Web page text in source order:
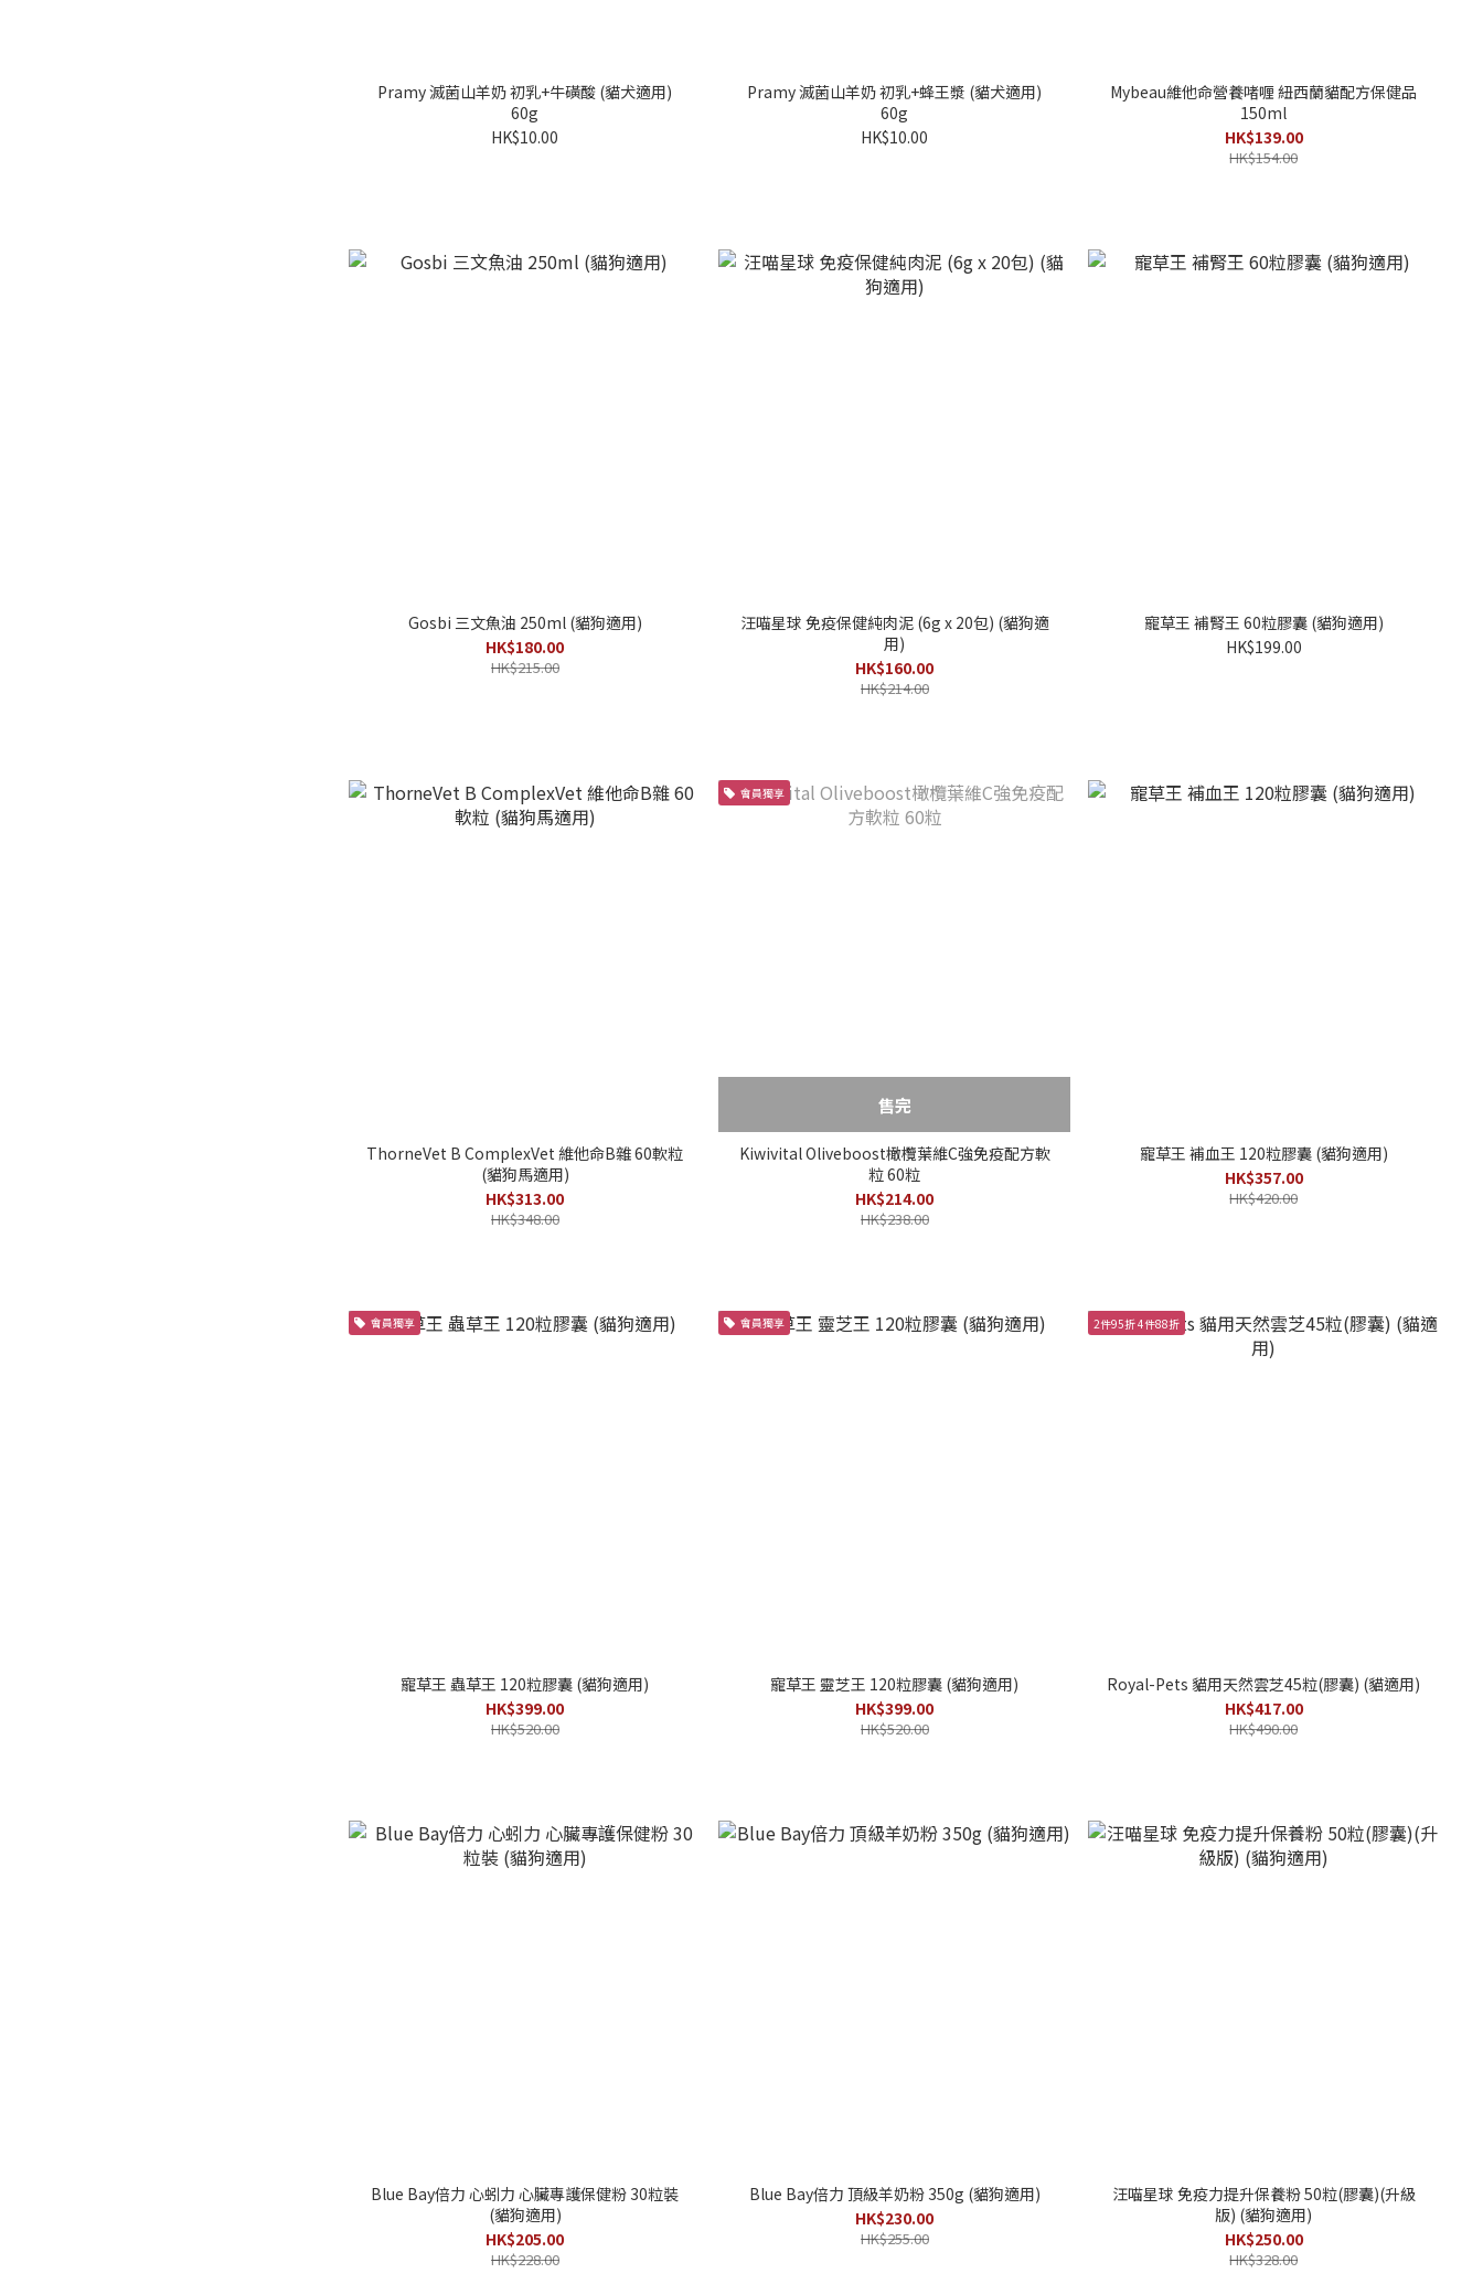
Pramy 滅菌山羊奶 初乳+牛磺酸 (貓犬適用)
60g
HK$10.00
Pramy 滅菌山羊奶 初乳+蜂王漿 (貓犬適用)
60g
HK$10.00
Mybeau維他命營養啫喱 紐西蘭貓配方保健品
150ml
HK$139.00
HK$154.00
Gosbi 三文魚油 250ml (貓狗適用)
HK$180.00
HK$215.00
汪喵星球 免疫保健純肉泥 (6g x 20包) (貓狗適
用)
HK$160.00
HK$214.00
寵草王 補腎王 60粒膠囊 (貓狗適用)
HK$199.00
ThorneVet B ComplexVet 維他命B雜 60軟粒
(貓狗馬適用)
HK$313.00
HK$348.00
會員獨享
售完
Kiwivital Oliveboost橄欖葉維C強免疫配方軟
粒 60粒
HK$214.00
HK$238.00
寵草王 補血王 120粒膠囊 (貓狗適用)
HK$357.00
HK$420.00
會員獨享
寵草王 蟲草王 120粒膠囊 (貓狗適用)
HK$399.00
HK$520.00
會員獨享
寵草王 靈芝王 120粒膠囊 (貓狗適用)
HK$399.00
HK$520.00
2件95折 4件88折
Royal-Pets 貓用天然雲芝45粒(膠囊) (貓適用)
HK$417.00
HK$490.00
Blue Bay倍力 心蚓力 心臟專護保健粉 30粒裝
(貓狗適用)
HK$205.00
HK$228.00
Blue Bay倍力 頂級羊奶粉 350g (貓狗適用)
HK$230.00
HK$255.00
汪喵星球 免疫力提升保養粉 50粒(膠囊)(升級
版) (貓狗適用)
HK$250.00
HK$328.00